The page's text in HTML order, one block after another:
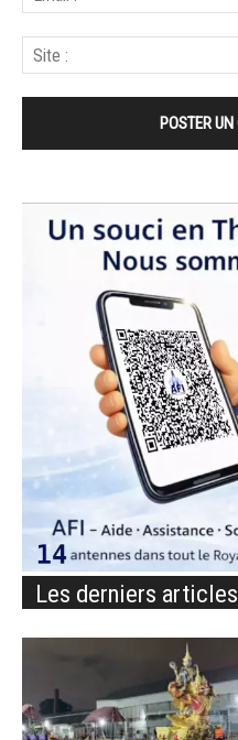
Les derniers articles